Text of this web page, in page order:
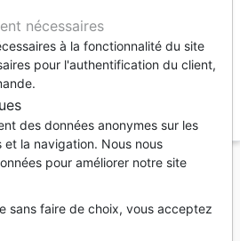
Adolescents, Jeunes
après la mort ?
nécessaires
à la fonctionnalité du site
pour l'authentification du client,
des données anonymes sur les
et la navigation. Nous nous
pour améliorer notre site
sans faire de choix, vous acceptez